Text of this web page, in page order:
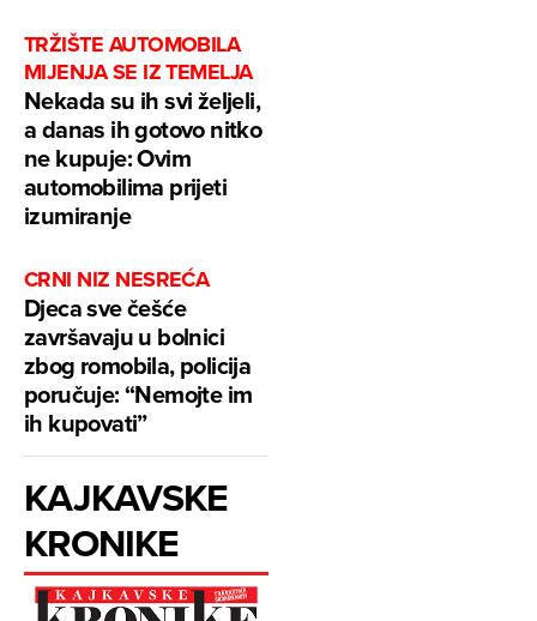
TRŽIŠTE AUTOMOBILA
MIJENJA SE IZ TEMELJA
Nekada su ih svi željeli,
a danas ih gotovo nitko
ne kupuje: Ovim
automobilima prijeti
izumiranje
CRNI NIZ NESREĆA
Djeca sve češće
završavaju u bolnici
zbog romobila, policija
poručuje: “Nemojte im
ih kupovati”
KAJKAVSKE
KRONIKE